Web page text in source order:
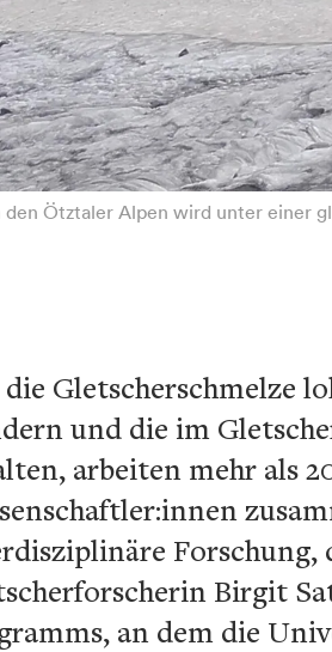
Ötztaler Alpen wird unter einer
Gletscherschmelze
und die im
arbeiten mehr als
Forschung,
Birgit
an dem die